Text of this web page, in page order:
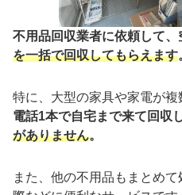
不用品回収業者に依頼して
を一括で回収してもらえます
特に、大型の家具や家電が複
電話1本で自宅まで来て回収
がありません。
また、他の不用品もまとめ